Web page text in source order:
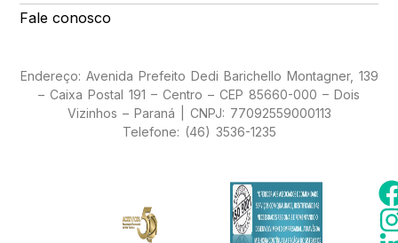
Fale conosco
Endereço: Avenida Prefeito Dedi Barichello Montagner, 139
– Caixa Postal 191 – Centro – CEP 85660-000 – Dois
Vizinhos – Paraná | CNPJ: 77092559000113
Telefone: (46) 3536-1235